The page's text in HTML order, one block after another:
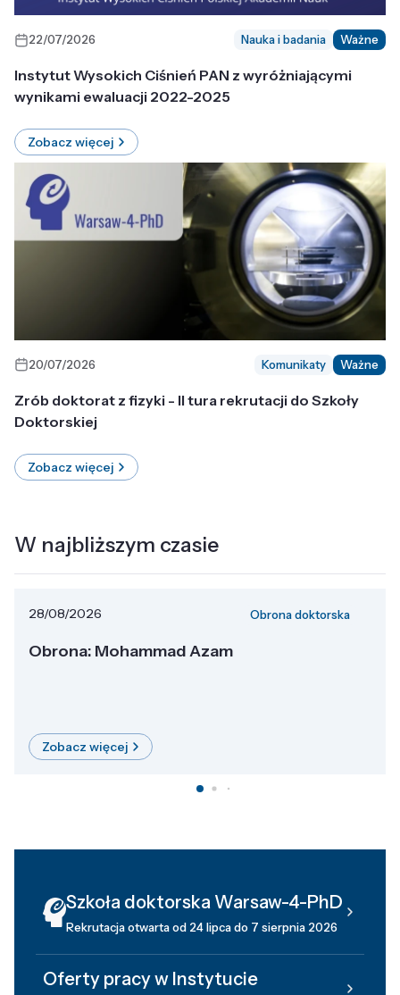
22/07/2026 Nauka i badania Ważne
Instytut Wysokich Ciśnień PAN z wyróżniającymi
wynikami ewaluacji 2022-2025
Zobacz więcej
20/07/2026 Komunikaty Ważne
Zrób doktorat z fizyki - II tura rekrutacji do Szkoły
Doktorskiej
Zobacz więcej
W najbliższym czasie
28/08/2026 Obrona doktorska
Obrona: Mohammad Azam
Zobacz więcej
Szkoła doktorska Warsaw-4-PhD
Rekrutacja otwarta od 24 lipca do 7 sierpnia 2026
Oferty pracy w Instytucie